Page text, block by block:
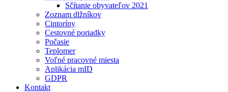
Sčítanie obyvateľov 2021
Zoznam dlžníkov
Cintoríny
Cestovné poriadky
Počasie
Teplomer
Voľné pracovné miesta
Aplikácia mID
GDPR
Kontakt